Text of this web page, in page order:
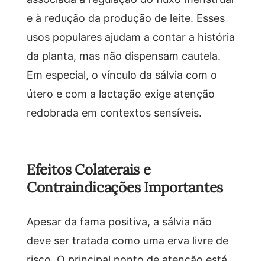
e à redução da produção de leite. Esses
usos populares ajudam a contar a história
da planta, mas não dispensam cautela.
Em especial, o vínculo da sálvia com o
útero e com a lactação exige atenção
redobrada em contextos sensíveis.
Efeitos Colaterais e
Contraindicações Importantes
Apesar da fama positiva, a sálvia não
deve ser tratada como uma erva livre de